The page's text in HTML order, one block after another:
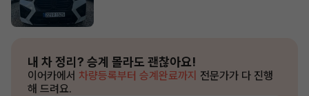
내 차 정리? 승계 몰라도 괜찮아요!
이어카에서 차량등록부터 승계완료까지 전문가가 다 진행
해 드려요.